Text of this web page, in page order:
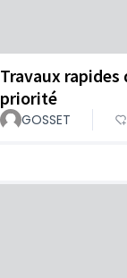
Travaux
priorité
GOSSET